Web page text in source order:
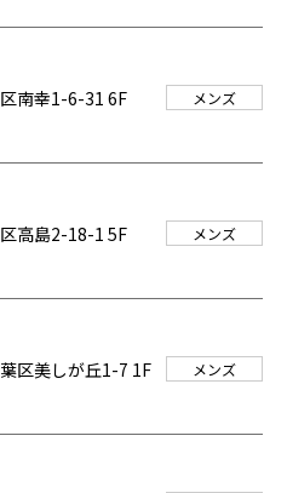
南幸1-6-31 6F
メンズ
高島2-18-1 5F
メンズ
区美しが丘1-7 1F
メンズ